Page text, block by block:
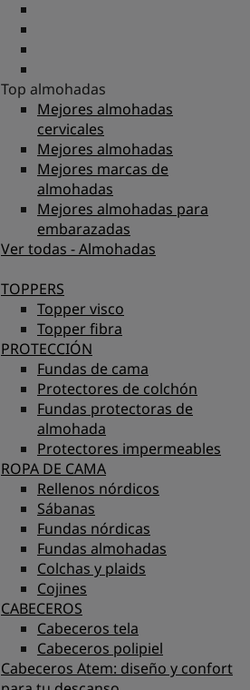
Top almohadas
Mejores almohadas
cervicales
Mejores almohadas
Mejores marcas de
almohadas
Mejores almohadas para
embarazadas
Ver todas - Almohadas
TOPPERS
Topper visco
Topper fibra
PROTECCIÓN
Fundas de cama
Protectores de colchón
Fundas protectoras de
almohada
Protectores impermeables
ROPA DE CAMA
Rellenos nórdicos
Sábanas
Fundas nórdicas
Fundas almohadas
Colchas y plaids
Cojines
CABECEROS
Cabeceros tela
Cabeceros polipiel
Cabeceros Atem: diseño y confort